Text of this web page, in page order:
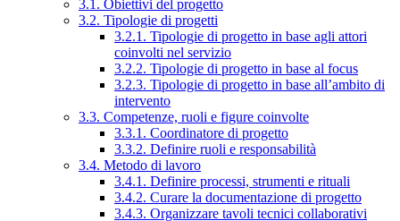
3.1. Obiettivi del progetto
3.2. Tipologie di progetti
3.2.1. Tipologie di progetto in base agli attori
coinvolti nel servizio
3.2.2. Tipologie di progetto in base al focus
3.2.3. Tipologie di progetto in base all’ambito di
intervento
3.3. Competenze, ruoli e figure coinvolte
3.3.1. Coordinatore di progetto
3.3.2. Definire ruoli e responsabilità
3.4. Metodo di lavoro
3.4.1. Definire processi, strumenti e rituali
3.4.2. Curare la documentazione di progetto
3.4.3. Organizzare tavoli tecnici collaborativi